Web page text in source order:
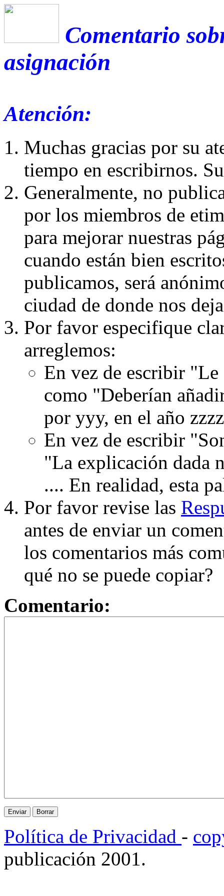
Comentario
asignación
Atención:
Muchas gracias por su
tiempo en escribirnos.
Generalmente, no
por los miembros de
para mejorar nuestras
cuando están bien
publicamos, será
ciudad de donde nos
Por favor especifique
arreglemos:
En vez de escribir
como "Deberían
por yyy, en el año
En vez de escribir
"La explicación dada
.... En realidad, esta
Por favor revise las
antes de enviar un
los comentarios más
qué no se puede copiar?
Comentario:
Política de Privacidad -
publicación 2001.